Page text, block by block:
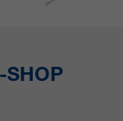
SHOP